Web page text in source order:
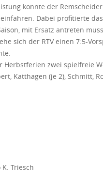
konnte der
Dabei profitierte
mit Ersatz antreten
sich der RTV einen 7:5-
zwei spielfreie
Katthagen (je 2), Schmitt,
Triesch